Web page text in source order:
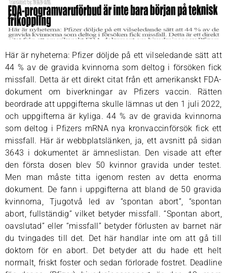
Här är nyheterna: Pfizer döljde på ett vilseledande sätt att
44 % av de gravida kvinnorna som deltog i försöken fick
missfall. Detta är ett direkt citat från ett amerikanskt FDA-
dokument om biverkningar av Pfizers vaccin. Rätten
beordrade att uppgifterna skulle lämnas ut den 1 juli 2022,
och uppgifterna är kyliga. 44 % av de gravida kvinnorna
som deltog i Pfizers mRNA nya kronvaccinförsök fick ett
missfall. Här är webbplatslänken, ja, ett avsnitt på sidan
3643 i dokumentet är ämneslistan. Den visade att efter
den första dosen blev 50 kvinnor gravida under testet.
Men man måste titta igenom resten av detta enorma
dokument. De fann i uppgifterna att bland de 50 gravida
kvinnorna, Tjugotvå led av “spontan abort”, “spontan
abort, fullständig” vilket betyder missfall. “Spontan abort,
oavslutad” eller “missfall” betyder förlusten av barnet när
du tvingades till det. Det här handlar inte om att gå till
doktorn för en abort. Det betyder att du hade ett helt
normalt, friskt foster och sedan förlorade fostret. Deadline